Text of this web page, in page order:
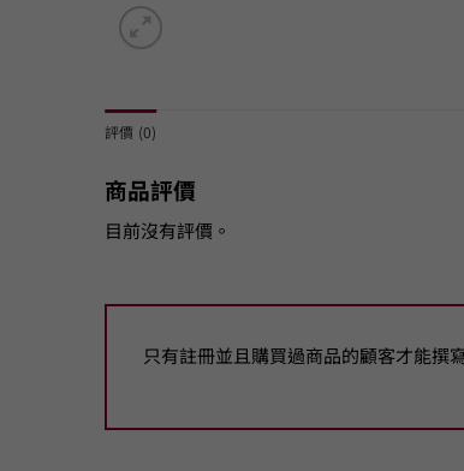
評價 (0)
商品評價
目前沒有評價。
只有註冊並且購買過商品的顧客才能撰